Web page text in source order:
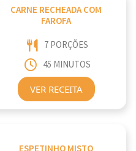
CARNE RECHEADA COM
FAROFA
7 PORÇÕES
45 MINUTOS
VER RECEITA